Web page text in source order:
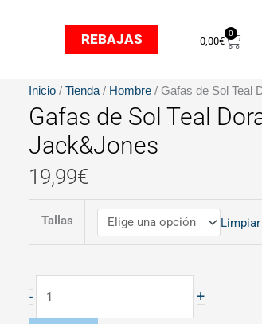
REBAJAS 0,00€
0
Inicio /Tienda / Hombre / Gafas de Sol Teal
Gafas de Sol Teal
Jack&Jones
19,99€
Tallas Limpiar
-
Gafas
de
Sol
Doradas
Jack&Jones
+